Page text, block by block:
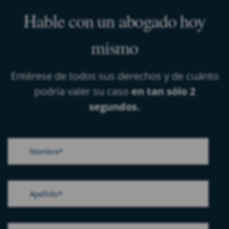
Hable con un abogado hoy
mismo
Entérese de todos sus derechos y de cuánto
podría valer su casoen tan sólo 2
segundos.